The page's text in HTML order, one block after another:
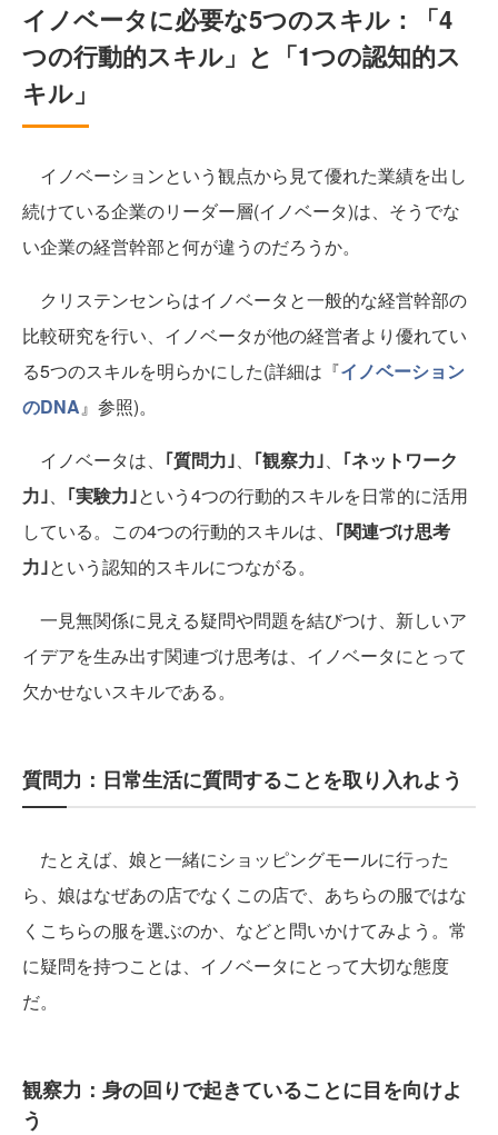
イノベータに必要な5つのスキル：「4
つの行動的スキル」と「1つの認知的ス
キル」
イノベーションという観点から見て優れた業績を出し
続けている企業のリーダー層(イノベータ)は、そうでな
い企業の経営幹部と何が違うのだろうか。
クリステンセンらはイノベータと一般的な経営幹部の
比較研究を行い、イノベータが他の経営者より優れてい
る5つのスキルを明らかにした(詳細は『イノベーション
のDNA』参照)。
イノベータは、 ｢質問力｣、 ｢観察力｣、 ｢ネットワーク
力｣、 ｢実験力｣という4つの行動的スキルを日常的に活用
している。この4つの行動的スキルは、 ｢関連づけ思考
力｣という認知的スキルにつながる。
一見無関係に見える疑問や問題を結びつけ、新しいア
イデアを生み出す関連づけ思考は、イノベータにとって
欠かせないスキルである。
質問力：日常生活に質問することを取り入れよう
たとえば、娘と一緒にショッピングモールに行った
ら、娘はなぜあの店でなくこの店で、あちらの服ではな
くこちらの服を選ぶのか、などと問いかけてみよう。常
に疑問を持つことは、イノベータにとって大切な態度
だ。
観察力：身の回りで起きていることに目を向けよ
う